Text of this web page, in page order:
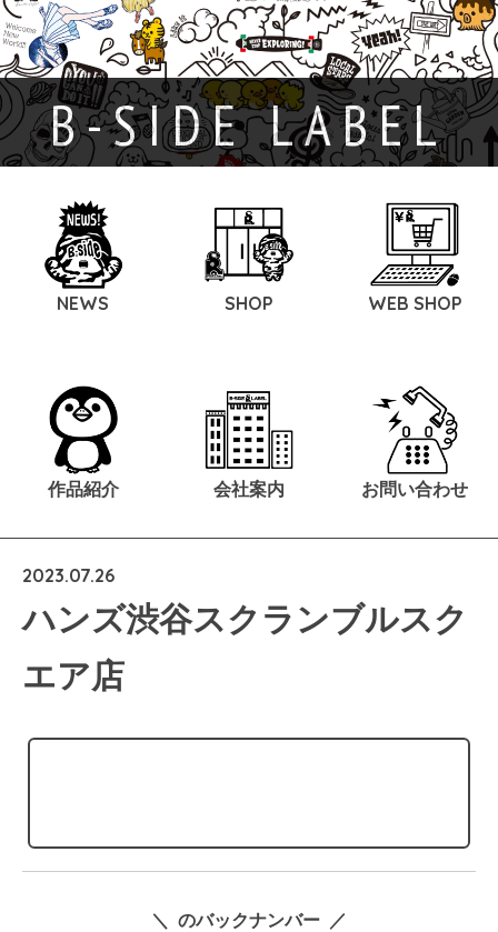
B-SIDE LABEL
NEWS SHOP WEB SHOP
作品紹介 会社案内 お問い合わせ
2023.07.26
ハンズ渋谷スクランブルスク
エア店
＼ のバックナンバー ／